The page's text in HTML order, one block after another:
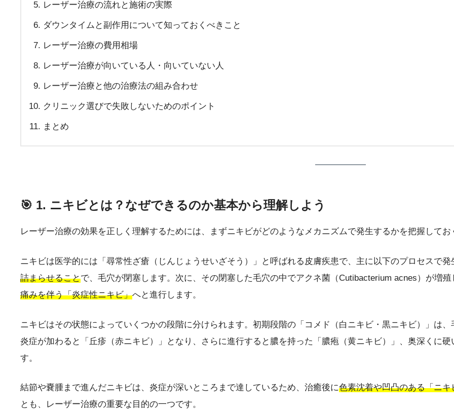
レーザー治療の流れと施術の実際
ダウンタイムと副作用について知っておくべきこと
レーザー治療の費用相場
レーザー治療が向いている人・向いていない人
レーザー治療と他の治療法の組み合わせ
クリニック選びで失敗しないためのポイント
まとめ
🎯 1. ニキビとは？なぜできるのか基本から理解しよう
レーザー治療の効果を正しく理解するためには、まずニキビがどのようなメカニズムで発生するかを把握してお
ニキビは医学的には「尋常性ざ瘡（じんじょうせいざそう）」と呼ばれる皮膚疾患で、主に以下のプロセスで発
詰まらせることで、毛穴が閉塞します。次に、その閉塞した毛穴の中でアクネ菌（Cutibacterium acnes）が増
痛みを伴う「炎症性ニキビ」へと進行します。
ニキビはその状態によっていくつかの段階に分けられます。初期段階の「コメド（白ニキビ・黒ニキビ）」は
炎症が加わると「丘疹（赤ニキビ）」となり、さらに進行すると膿を持った「膿疱（黄ニキビ）」、奥深くに硬
す。
結節や嚢腫まで進んだニキビは、炎症が深いところまで達しているため、治癒後に色素沈着や凹凸のある「ニ
とも、レーザー治療の重要な目的の一つです。